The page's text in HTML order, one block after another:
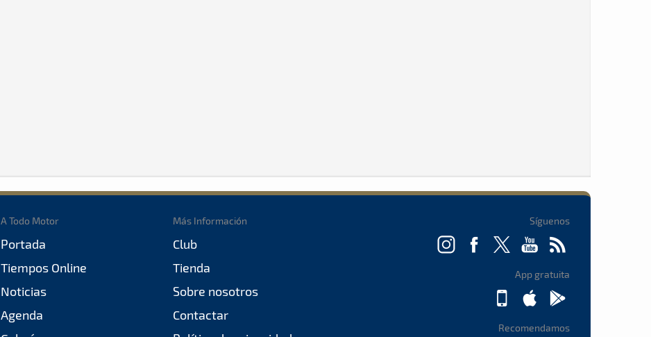
A Todo Motor
Portada
Tiempos Online
Noticias
Agenda
Más Información
Club
Tienda
Sobre nosotros
Contactar
Síguenos
App gratuita
Recomendamos